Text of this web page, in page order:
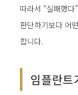
따라서 “실패했
판단하기보다 어
합니다.
임플란트